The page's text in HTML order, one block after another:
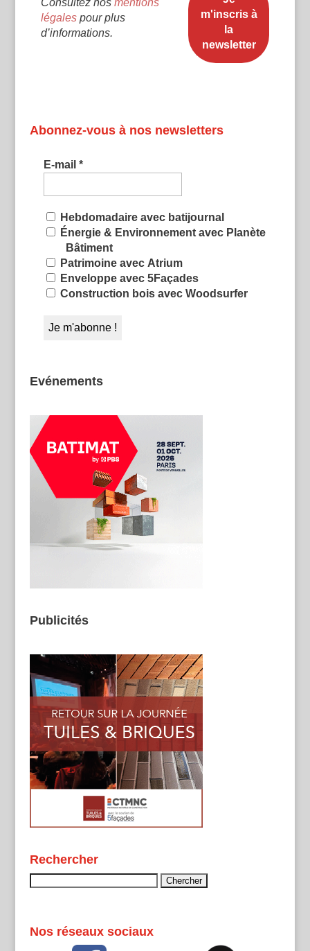
Consultez nos mentions
légalespour plus
d’informations.
Abonnez-vous à nos newsletters
E-mail *
Hebdomadaire avec batijournal
Énergie & Environnement avec Planète
Bâtiment
Patrimoine avec Atrium
Enveloppe avec 5Façades
Construction bois avec Woodsurfer
Evénements
Publicités
Rechercher
Nos réseaux sociaux